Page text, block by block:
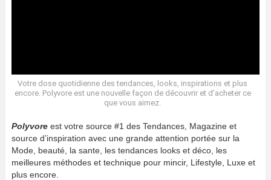
Votre dose quotidienne des tendances, looks, inspirations et plus
encore. Polyvore est une nouvelle façon de découvrir et d’acheter ce
que vous aimez.
Polyvore est votre source #1 des Tendances, Magazine et
source d’inspiration avec une grande attention portée sur la
Mode, beauté, la sante, les tendances looks et déco, les
meilleures méthodes et technique pour mincir, Lifestyle, Luxe et
plus encore.